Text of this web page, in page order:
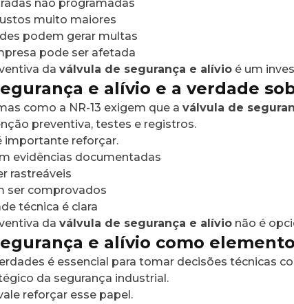
não programadas
muito maiores
podem gerar multas
pode ser afetada
daválvula de segurança e alívio é um
e alívio e a verdade
como a NR-13 exigem que aválvula de
preventiva, testes e registros.
importante reforçar.
evidências documentadas
rastreáveis
ser comprovados
técnica é clara
daválvula de segurança e alívio não é
e alívio como
é essencial para tomar decisões técnicas
da segurança industrial.
reforçar esse papel.